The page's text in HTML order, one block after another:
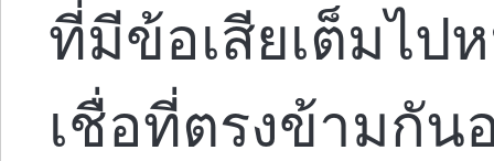
ที่มีข้อเสียเต็มไป
เชื่อที่ตรงข้ามกัน